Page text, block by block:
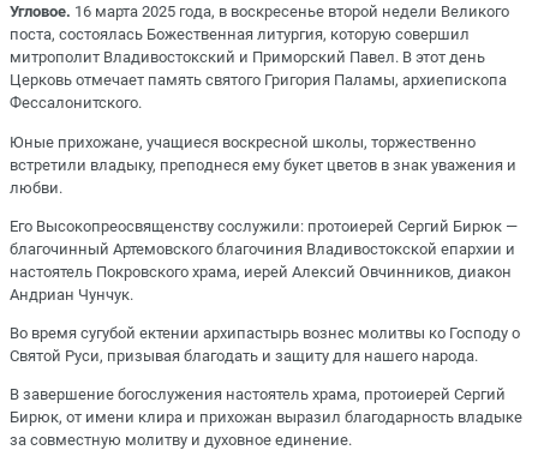
Угловое. 16 марта 2025 года, в воскресенье второй недели Великого
поста, состоялась Божественная литургия, которую совершил
митрополит Владивостокский и Приморский Павел. В этот день
Церковь отмечает память святого Григория Паламы, архиепископа
Фессалонитского.
Юные прихожане, учащиеся воскресной школы, торжественно
встретили владыку, преподнеся ему букет цветов в знак уважения и
любви.
Его Высокопреосвященству сослужили: протоиерей Сергий Бирюк —
благочинный Артемовского благочиния Владивостокской епархии и
настоятель Покровского храма, иерей Алексий Овчинников, диакон
Андриан Чунчук.
Во время сугубой ектении архипастырь вознес молитвы ко Господу о
Святой Руси, призывая благодать и защиту для нашего народа.
В завершение богослужения настоятель храма, протоиерей Сергий
Бирюк, от имени клира и прихожан выразил благодарность владыке
за совместную молитву и духовное единение.